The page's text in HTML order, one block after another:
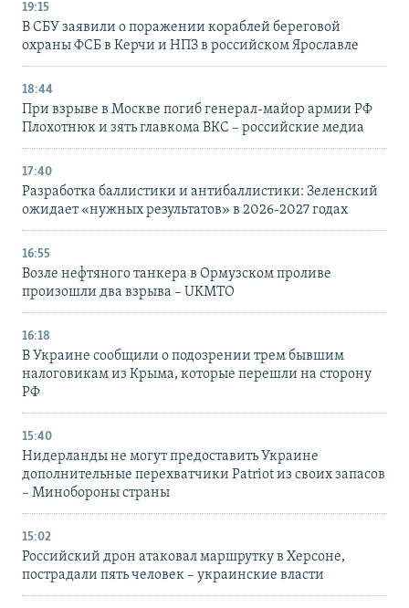
19:15
В СБУ заявили о поражении кораблей береговой
охраны ФСБ в Керчи и НПЗ в российском Ярославле
18:44
При взрыве в Москве погиб генерал-майор армии РФ
Плохотнюк и зять главкома ВКС – российские медиа
17:40
Разработка баллистики и антибаллистики: Зеленский
ожидает «нужных результатов» в 2026-2027 годах
16:55
Возле нефтяного танкера в Ормузском проливе
произошли два взрыва – UKMTO
16:18
В Украине сообщили о подозрении трем бывшим
налоговикам из Крыма, которые перешли на сторону
РФ
15:40
Нидерланды не могут предоставить Украине
дополнительные перехватчики Patriot из своих запасов
– Минобороны страны
15:02
Российский дрон атаковал маршрутку в Херсоне,
пострадали пять человек – украинские власти